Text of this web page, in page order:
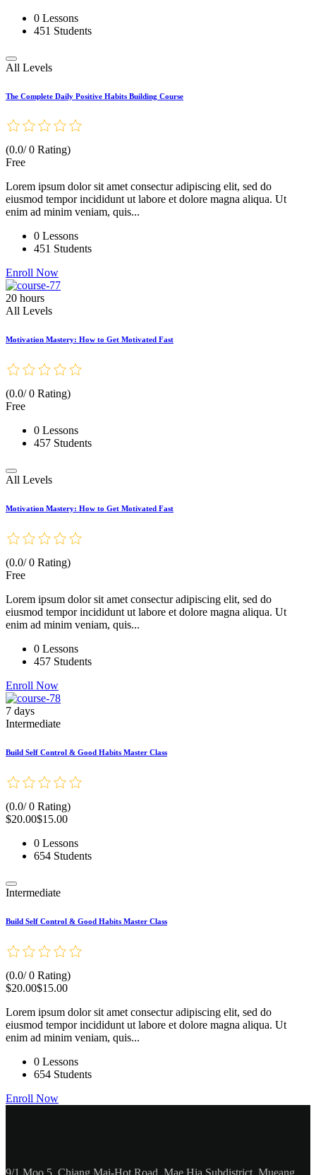
0 Lessons
451 Students
All Levels
The Complete Daily Positive Habits Building Course
(0.0/ 0 Rating)
Free
Lorem ipsum dolor sit amet consectur adipiscing elit, sed do
eiusmod tempor incididunt ut labore et dolore magna aliqua. Ut
enim ad minim veniam, quis...
0 Lessons
451 Students
Enroll Now
20 hours
All Levels
Motivation Mastery: How to Get Motivated Fast
(0.0/ 0 Rating)
Free
0 Lessons
457 Students
All Levels
Motivation Mastery: How to Get Motivated Fast
(0.0/ 0 Rating)
Free
Lorem ipsum dolor sit amet consectur adipiscing elit, sed do
eiusmod tempor incididunt ut labore et dolore magna aliqua. Ut
enim ad minim veniam, quis...
0 Lessons
457 Students
Enroll Now
7 days
Intermediate
Build Self Control & Good Habits Master Class
(0.0/ 0 Rating)
$20.00$15.00
0 Lessons
654 Students
Intermediate
Build Self Control & Good Habits Master Class
(0.0/ 0 Rating)
$20.00$15.00
Lorem ipsum dolor sit amet consectur adipiscing elit, sed do
eiusmod tempor incididunt ut labore et dolore magna aliqua. Ut
enim ad minim veniam, quis...
0 Lessons
654 Students
Enroll Now